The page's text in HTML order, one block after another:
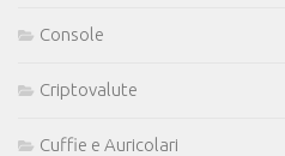
Console
Criptovalute
Cuffie e Auricolari